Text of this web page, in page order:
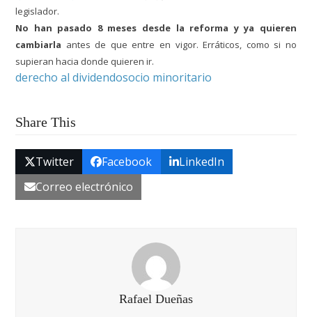
legislador.
No han pasado 8 meses desde la reforma y ya quieren
cambiarla antes de que entre en vigor. Erráticos, como si no
supieran hacia donde quieren ir.
derecho al dividendosocio minoritario
Share This
Twitter Facebook
LinkedIn
Correo electrónico
Rafael Dueñas